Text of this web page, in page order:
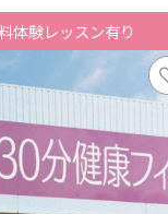
体験レッスン有り